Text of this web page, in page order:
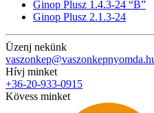
Ginop Plusz 1.4.3-24 “B”
Ginop Plusz 2.1.3-24
Üzenj nekünk
Hívj minket
+36-20-933-0915
Kövess minket